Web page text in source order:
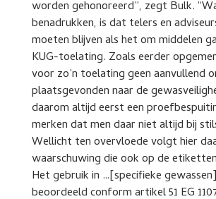
worden gehonoreerd”, zegt Bulk.
benadrukken, is dat telers en
moeten blijven als het om middelen
KUG-toelating. Zoals eerder
voor zo’n toelating geen aanvullend
plaatsgevonden naar de
daarom altijd eerst een
merken dat men daar niet altijd bij
Wellicht ten overvloede volgt hier
waarschuwing die ook op de
Het gebruik in …[specifieke
beoordeeld conform artikel 51 EG